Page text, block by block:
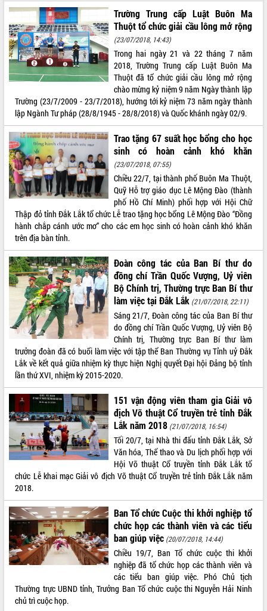
Hội thảo khoa học “Giải pháp thúc đẩy
phát triển nền kinh tế xanh tại tỉnh
Đắk Lắk”
Tăng cường giám sát, đôn đốc thực
hiện nhiệm vụ quản lý tài sản công
hàng tuần
Tháo gỡ những vướng mắc, đẩy mạnh
công tác cải cách thủ tục hành chính
tại Trung tâm Phục vụ hành chính
công tỉnh
Đắk Lắk: Tôn vinh 46 giải pháp tại Hội
thi Sáng tạo Kỹ thuật 2024 - 2025
Đắk Lắk rà soát, điều chỉnh Đề án 190
về phát triển nuôi trồng thủy sản
Phó Chủ tịch UBND tỉnh Đắk Lắk
Trương Công Thái kiểm tra thực địa
Dự án cao tốc Khánh Hòa - Buôn Ma
Thuột
Định vị cà phê Việt Nam như một “di
sản sống” trong dòng chảy toàn cầu
Xây dựng nông thôn mới: Nâng cao đời
sống người dân từ những mô hình thiết
thực
Quyết liệt tháo gỡ vướng mắc, đẩy
nhanh tiến độ các dự án trọng điểm
trong Khu kinh tế Nam Phú Yên
Hòn Yến phát triển du lịch gắn với bảo
tồn biển
Lấy ý kiến điều chỉnh Quy hoạch tỉnh
Đắk Lắk thời kỳ 2021-2030, tầm nhìn
đến năm 2050
Phát động chiến dịch 30 ngày đêm
giải phóng mặt bằng Tuyến đường bộ
ven biển
Đắk Lắk nỗ lực thúc đẩy tăng trưởng
II/2026
Đắk Lắk ký kết thỏa thuận hợp tác về
chuyển đổi số giai đoạn 2026 – 2030
với Tập đoàn Bưu chính Viễn thông
Việt Nam
Thứ trưởng Bộ Y tế làm việc với tỉnh
Đắk Lắk về phát triển nhân lực y tế
cho trạm y tế cấp xã
Du lịch Đắk Lắk nâng tầm trải nghiệm
du khách thông qua Hệ thống cơ sở dữ
liệu và Bản đồ số
Trường Trung cấp Luật Buôn Ma
Thuột tổ chức giải cầu lông mở rộng
(23/07/2018, 14:43)
Trong hai ngày 21 và 22 tháng 7 năm
2018, Trường Trung cấp Luật Buôn Ma
Thuột đã tổ chức giải cầu lông mở rộng
chào mừng kỷ niệm 9 năm Ngày thành lập
Trường (23/7/2009 - 23/7/2018), hướng tới kỷ niệm 73 năm ngày thành
lập Ngành Tư pháp (28/8/1945 - 28/8/2018) và Quốc khánh ngày 02/9.
Trao tặng 67 suất học bổng cho học
sinh có hoàn cảnh khó khăn
(23/07/2018, 07:55)
Chiều 22/7, tại thành phố Buôn Ma Thuột,
Quỹ Hỗ trợ giáo dục Lê Mộng Đào (thành
phố Hồ Chí Minh) phối hợp với Hội Chữ
Thập đỏ tỉnh Đắk Lắk tổ chức Lễ trao tặng học bổng Lê Mộng Đào “Đồng
hành chắp cánh ước mơ” cho các em học sinh có hoàn cảnh khó khăn
trên địa bàn tỉnh.
Đoàn công tác của Ban Bí thư do
đồng chí Trần Quốc Vượng, Uỷ viên
Bộ Chính trị, Thường trực Ban Bí thư
làm việc tại Đắk Lắk (21/07/2018, 22:11)
Sáng 21/7, Đoàn công tác của Ban Bí thư
do đồng chí Trần Quốc Vượng, Uỷ viên Bộ
Chính trị, Thường trực Ban Bí thư làm
trưởng đoàn đã có buổi làm việc với tập thể Ban Thường vụ Tỉnh uỷ Đắk
Lắk về kết quả giữa nhiệm kỳ thực hiện Nghị quyết Đại hội Đảng bộ tỉnh
lần thứ XVI, nhiệm kỳ 2015-2020.
151 vận động viên tham gia Giải vô
địch Võ thuật Cổ truyền trẻ tỉnh Đắk
Lắk năm 2018 (21/07/2018, 16:54)
Tối 20/7, tại Nhà thi đấu tỉnh Đắk Lắk, Sở
Văn hóa, Thể thao và Du lịch phối hợp với
Hội Võ thuật Cổ truyền tỉnh Đắk Lắk tổ
chức Lễ khai mạc Giải vô địch Võ thuật Cổ truyền trẻ tỉnh Đắk Lắk năm
2018.
Ban Tổ chức Cuộc thi khởi nghiệp tổ
chức họp các thành viên và các tiểu
ban giúp việc (20/07/2018, 14:44)
Chiều 19/7, Ban Tổ chức cuộc thi khởi
nghiệp đã tổ chức họp các thành viên và
các tiểu ban giúp việc. Phó Chủ tịch
Thường trực UBND tỉnh, Trưởng Ban Tổ chức cuộc thi Nguyễn Hải Ninh
chủ trì cuộc họp.